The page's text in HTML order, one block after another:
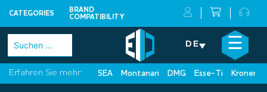
CATEGORIES
BRAND
COMPATIBILITY
Skip
content
Suchen
nach:
DE ☰
Erfahren Sie mehr: SEA Montanari DMG Esse-Ti
×